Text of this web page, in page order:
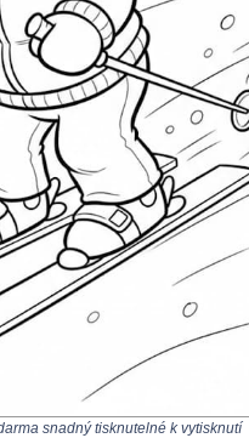
snadný tisknutelné k vytisknutí